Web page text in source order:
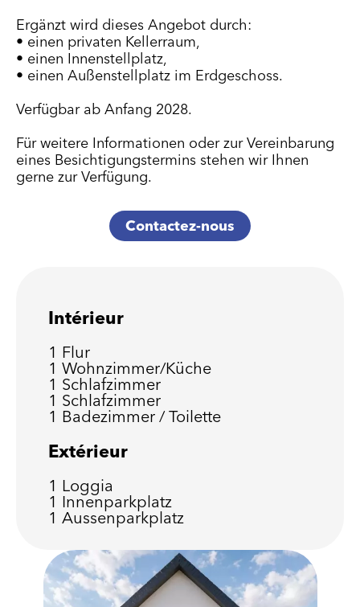
Ergänzt wird dieses Angebot durch:
• einen privaten Kellerraum,
• einen Innenstellplatz,
• einen Außenstellplatz im Erdgeschoss.
Verfügbar ab Anfang 2028.
Für weitere Informationen oder zur Vereinbarung
eines Besichtigungstermins stehen wir Ihnen
gerne zur Verfügung.
Contactez-nous
Intérieur
1 Flur
1 Wohnzimmer/Küche
1 Schlafzimmer
1 Schlafzimmer
1 Badezimmer / Toilette
Extérieur
1 Loggia
1 Innenparkplatz
1 Aussenparkplatz